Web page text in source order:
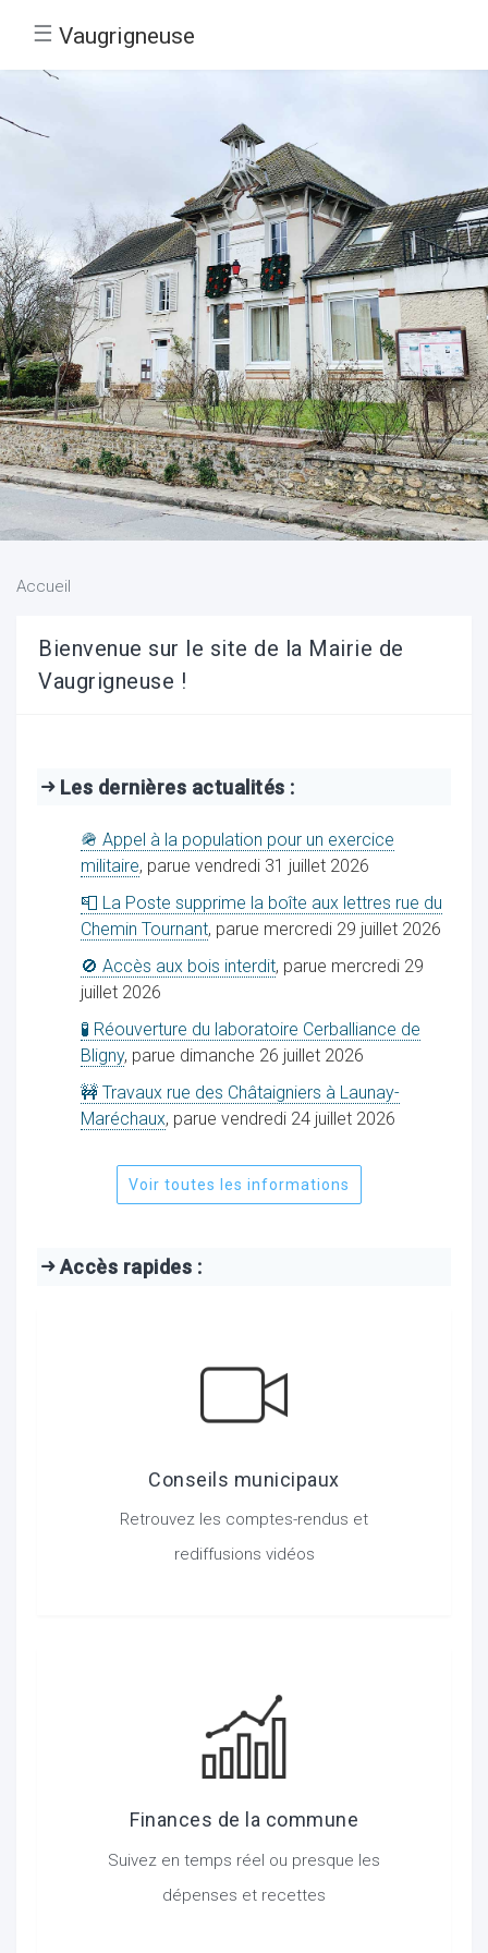
☰ Vaugrigneuse
Accueil
Bienvenue sur le site de la Mairie de
Vaugrigneuse !
Les dernières actualités :
🪖 Appel à la population pour un exercice
militaire, parue vendredi 31 juillet 2026
📮 La Poste supprime la boîte aux lettres rue du
Chemin Tournant, parue mercredi 29 juillet 2026
🚫 Accès aux bois interdit, parue mercredi 29
juillet 2026
🧪 Réouverture du laboratoire Cerballiance de
Bligny, parue dimanche 26 juillet 2026
🚧 Travaux rue des Châtaigniers à Launay-
Maréchaux, parue vendredi 24 juillet 2026
Voir toutes les informations
Accès rapides :
Conseils municipaux
Retrouvez les comptes-rendus et
rediffusions vidéos
Finances de la commune
Suivez en temps réel ou presque les
dépenses et recettes